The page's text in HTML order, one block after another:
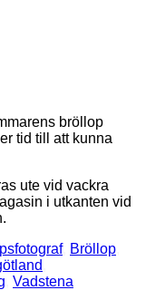
bröllop
tid till att kunna
ute vid vackra
i utkanten vid
, Bröllop
Vadstena